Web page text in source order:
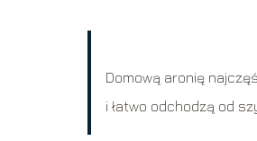
Domową aronię
i łatwo odchodzą od